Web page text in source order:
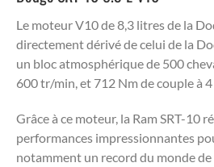
Le moteur V10 de 8,3 litres de la
directement dérivé de celui de la
un bloc atmosphérique de 500
600 tr/min, et 712 Nm de couple à
Grâce à ce moteur, la Ram SRT-10
performances impressionnantes
notamment un record du monde